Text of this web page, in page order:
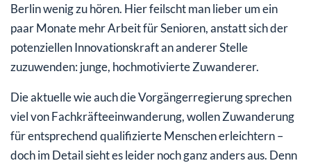
Berlin wenig zu hören. Hier feilscht man lieber um ein
paar Monate mehr Arbeit für Senioren, anstatt sich der
potenziellen Innovationskraft an anderer Stelle
zuzuwenden: junge, hochmotivierte Zuwanderer.
Die aktuelle wie auch die Vorgängerregierung sprechen
viel von Fachkräfteeinwanderung, wollen Zuwanderung
für entsprechend qualifizierte Menschen erleichtern –
doch im Detail sieht es leider noch ganz anders aus. Denn